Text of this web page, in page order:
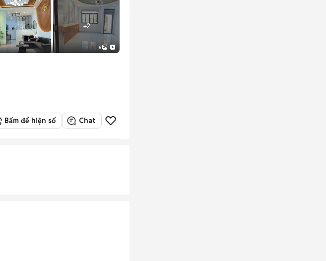
+2
6
Bấm để hiện số Chat